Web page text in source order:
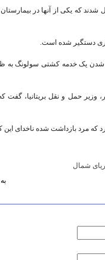
کرد که ۳۶ نفر به ساحل منتقل شدند که یکی از
دستگیر شده است.
مرد ۵۹ ساله بعد از ناپدید شدن یک خدمه
وزیر حمل و نقل بریتانیا، گفت
که مرد بازداشت شده ناخدای
شمال